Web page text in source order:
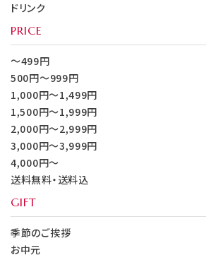
ドリンク
PRICE
～499円
500円～999円
1,000円～1,499円
1,500円～1,999円
2,000円～2,999円
3,000円～3,999円
4,000円～
送料無料・送料込
GIFT
季節のご挨拶
お中元